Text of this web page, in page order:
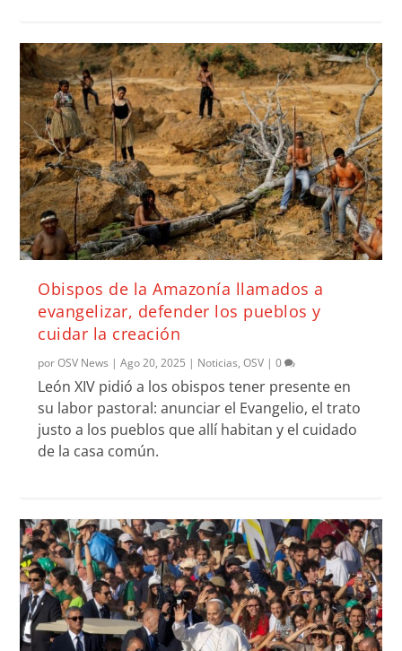
Obispos de la Amazonía llamados a
evangelizar, defender los pueblos y
cuidar la creación
porOSV News |Ago 20, 2025 | Noticias,OSV |0
León XIV pidió a los obispos tener presente en
su labor pastoral: anunciar el Evangelio, el trato
justo a los pueblos que allí habitan y el cuidado
de la casa común.